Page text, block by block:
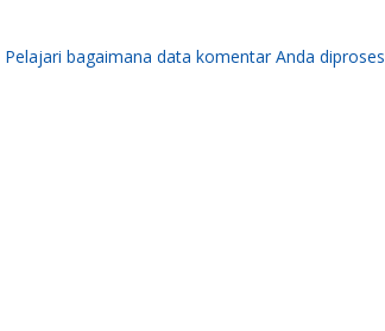
Pelajari bagaimana data komentar Anda diproses